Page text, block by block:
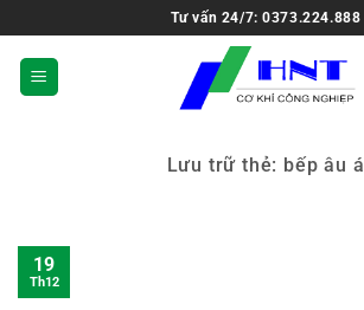
Tư vấn 24/7: 0373.224.888
Lưu trữ thẻ: bếp âu á
19
Th12